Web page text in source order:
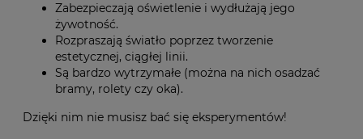
Zabezpieczają oświetlenie i wydłużają jego
żywotność.
Rozpraszają światło poprzez tworzenie
estetycznej, ciągłej linii.
Są bardzo wytrzymałe (można na nich osadzać
bramy, rolety czy oka).
Dzięki nim nie musisz bać się eksperymentów!